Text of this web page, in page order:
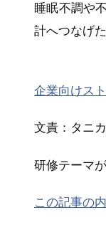
睡眠不調や
計へつなげ
企業向けス
文責：タニ
研修テーマ
この記事の